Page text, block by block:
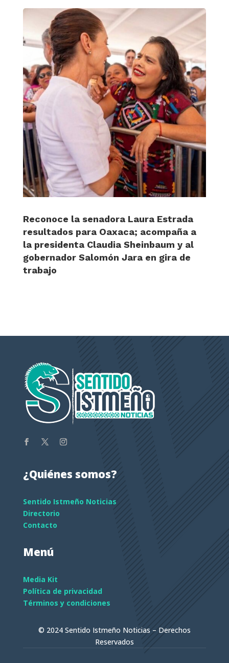
Reconoce la senadora Laura Estrada
resultados para Oaxaca; acompaña a
la presidenta Claudia Sheinbaum y al
gobernador Salomón Jara en gira de
trabajo
¿Quiénes somos?
Sentido Istmeño Noticias
Directorio
Contacto
Menú
Media Kit
Política de privacidad
Términos y condiciones
© 2024 Sentido Istmeño Noticias – Derechos
Reservados